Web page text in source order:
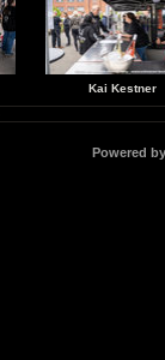
Kai Kestner
Powered